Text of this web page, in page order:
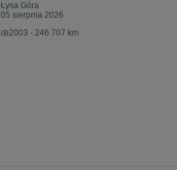
Łysa Góra
05 sierpnia 2026
2003 - 246 707 km